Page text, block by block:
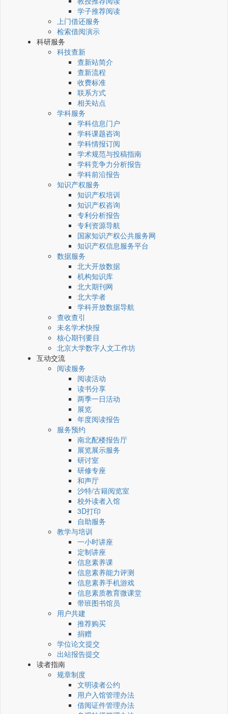
学子推荐阅读
上门借还服务
检索借阅演示
科研服务
科技查新
查新站简介
查新流程
收费标准
联系方式
相关站点
学科服务
学科信息门户
学科课题咨询
学科情报订阅
学术规范与投稿指南
学科竞争力分析报告
学科前沿报告
知识产权服务
知识产权培训
知识产权咨询
专利分析报告
专利资源导航
国家知识产权公共服务网
知识产权信息服务平台
数据服务
北大开放数据
机构知识库
北大期刊网
北大学者
学科开放数据导航
查收查引
未名学术快报
核心期刊要目
北京大学数字人文工作坊
互动交流
阅读服务
阅读活动
读书分享
两季一日活动
展览
年度阅读报告
服务预约
南北配楼报告厅
展览展示服务
研讨室
研修专座
和声厅
沙特/古籍阅览室
校外读者入馆
3D打印
自助服务
教学与培训
一小时讲座
定制讲座
信息素养课
信息素养能力评测
信息素养手机游戏
信息素质教育微课堂
带班图书馆员
用户共建
推荐购买
捐赠
学位论文提交
出站报告提交
读者指南
规章制度
文明读者公约
用户入馆管理办法
借阅证件管理办法